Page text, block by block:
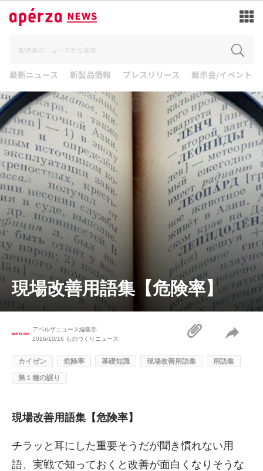
最新ニュース 新製品情報 プレスリリース 展示会/イベント
現場改善用語集【危険率】
アペルザニュース編集部
2016/10/16 ものづくりニュース
カイゼン 危険率 基礎知識 現場改善用語集
用語集
第１種の誤り
現場改善用語集【危険率】
チラッと耳にした重要そうだが聞き慣れない用
語、実戦で知っておくと改善が面白くなりそうな